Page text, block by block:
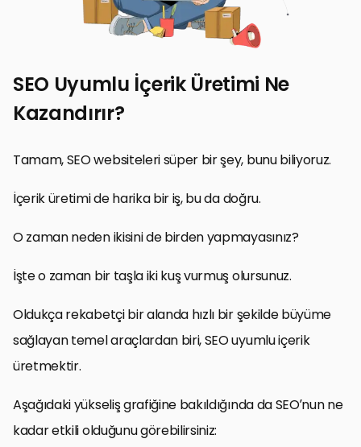
SEO Uyumlu İçerik Üretimi Ne
Kazandırır?
Tamam, SEO websiteleri süper bir şey, bunu biliyoruz.
İçerik üretimi de harika bir iş, bu da doğru.
O zaman neden ikisini de birden yapmayasınız?
İşte o zaman bir taşla iki kuş vurmuş olursunuz.
Oldukça rekabetçi bir alanda hızlı bir şekilde büyüme
sağlayan temel araçlardan biri, SEO uyumlu içerik
üretmektir.
Aşağıdaki yükseliş grafiğine bakıldığında da SEO’nun ne
kadar etkili olduğunu görebilirsiniz: